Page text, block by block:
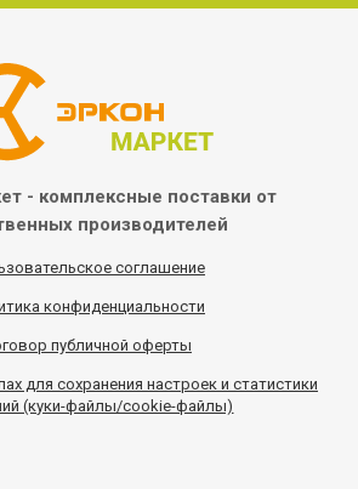
- комплексные поставки от
производителей
соглашение
конфиденциальности
публичной оферты
для сохранения настроек и статистики
(куки-файлы/cookie-файлы)